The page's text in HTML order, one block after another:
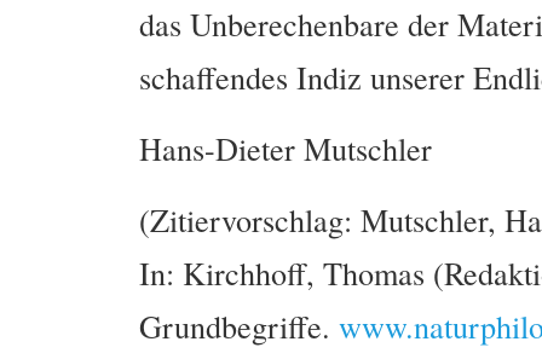
das Unberechenbare der
schaffendes Indiz unserer
Hans-Dieter Mutschler
(Zitiervorschlag: Mutschler,
In: Kirchhoff, Thomas
Grundbegriffe.